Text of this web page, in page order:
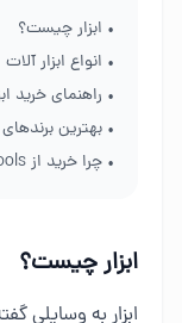
• ابزار چیست؟
• انواع ابزار آلات
• راهنمای خرید
• بهترین برندهای
• چرا خرید از GS Tools؟
ابزار چیست؟
ابزار به وسایلی